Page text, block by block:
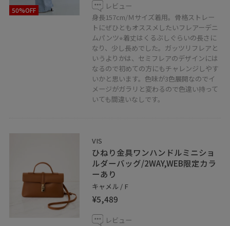
50%OFF
レビュー
身長157cm/Ｍサイズ着用。骨格ストレー
トにぜひともオススメしたいフレアーデニ
ムパンツ⭐︎着丈はくるぶしぐらいの長さに
なり、少し長めでした。ガッツリフレアと
いうよりかは、セミフレアのデザインには
なるので初めての方にもチャレンジしやす
いかと思います。色味が3色展開なのでイ
メージがガラリと変わるので色違い持って
いても間違いなしです。
VIS
ひねり金具ワンハンドルミニショ
ルダーバッグ/2WAY,WEB限定カラ
ーあり
キャメル / F
¥5,489
レビュー